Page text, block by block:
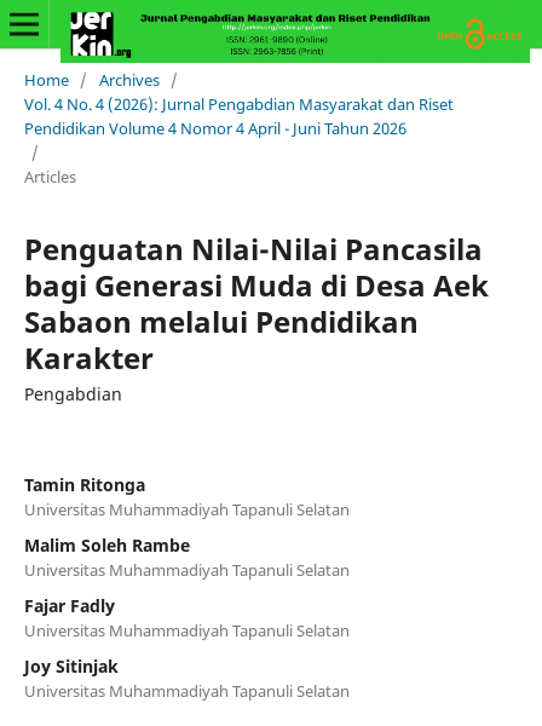
Home / Archives /
Vol. 4 No. 4 (2026): Jurnal Pengabdian Masyarakat dan Riset
Pendidikan Volume 4 Nomor 4 April - Juni Tahun 2026
/
Articles
Penguatan Nilai-Nilai Pancasila
bagi Generasi Muda di Desa Aek
Sabaon melalui Pendidikan
Karakter
Pengabdian
Tamin Ritonga
Universitas Muhammadiyah Tapanuli Selatan
Malim Soleh Rambe
Universitas Muhammadiyah Tapanuli Selatan
Fajar Fadly
Universitas Muhammadiyah Tapanuli Selatan
Joy Sitinjak
Universitas Muhammadiyah Tapanuli Selatan